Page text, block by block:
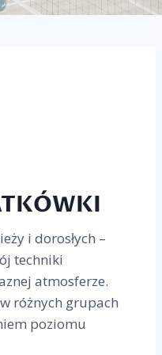
i dorosłych –
techniki
atmosferze.
różnych grupach
poziomu